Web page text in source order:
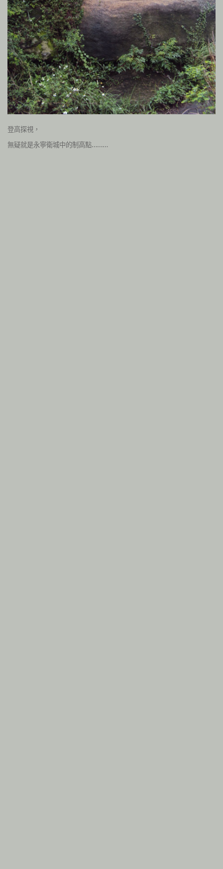
登高探視，
無疑就是永寧衛城中的制高點………